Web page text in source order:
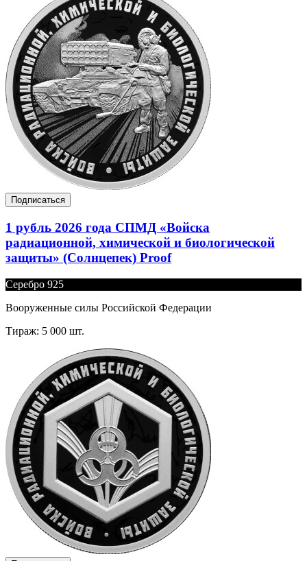
Подписаться
1 рубль 2026 года СПМД «Войска
радиационной, химической и биологической
защиты» (Солнцепек) Proof
Серебро 925
Вооруженные силы Российской Федерации
Тираж: 5 000 шт.